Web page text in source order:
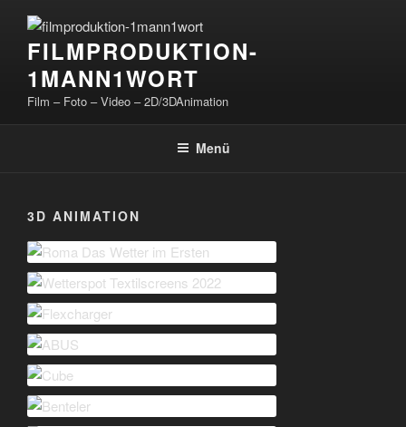
Inhalt
springenFILMPRODUKTION-
1MANN1WORT
Film – Foto – Video – 2D/3DAnimation
Menü
3D ANIMATION